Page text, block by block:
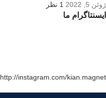
ژوئن 5, 2022 1 نظر
ایسنتاگرام ما
http://instagram.com/kian.magnet